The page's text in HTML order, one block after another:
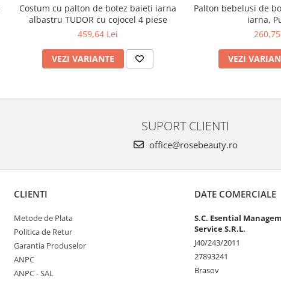
Costum cu palton de botez baieti iarna
albastru TUDOR cu cojocel 4 piese
459,64 Lei
VEZI VARIANTE
Palton bebelusi de
iarna,
VEZI
SUPORT CLIENTI
office@rosebeauty.ro
CLIENTI
Metode de Plata
Politica de Retur
Garantia Produselor
ANPC
ANPC - SAL
DATE COMERCIALE
S.C. Esential
Service S.R.L.
J40/243/2011
27893241
Brasov